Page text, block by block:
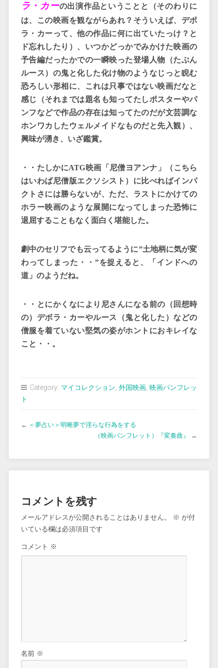
ラ・カーの出演作品ということと（そのわりに
は、この映画を観ながらあれ？そういえば、デボ
ラ・カーって、他の作品に何に出ていたっけ？と
ド忘れしたり）、いつかどっかでみかけた映画の
予告編だったかでの一瞬映った登場人物（たぶん
ルース）の鬼と化した化け物のようなじっと睨む
恐ろしい形相に、これは只事ではない映画だなと
感じ（それまでは題名も知ってたしポスターやパ
ンフなどで作品の存在は知ってたのだが文芸調な
ホンワカしたウェルメイドなものだと先入観）、
興味が湧き、いざ鑑賞。
・・たしかにATG映画「尼僧ヨアンナ」（こちら
はいわば尼僧版エクソシスト）に比べればインパ
クトさには勝らないが、ただ、ラストにかけての
ホラー映画のような展開になってしまった恐怖に
退屈することもなく面白く堪能した。
劇中のセリフでも云ってるように”土地柄に気が変
わってしまった・・”を捉えると、「インドへの
道」のようだね。
・・とにかくなにより尼さんになる前の（回想時
の）デボラ・カーやルース（鬼と化した）などの
僧服を着ていない堅気の姿がホントにおキレイな
こと・・。
Category: マイコレクション, 外国映画, 映画パンフレッ
ト
← ＜夢占い＞明晰夢で淫らな行為をする
（映画パンフレット）『変奏曲』
→
コメントを残す
メールアドレスが公開されることはありません。 ※ が付
いている欄は必須項目です
コメント ※
名前 ※